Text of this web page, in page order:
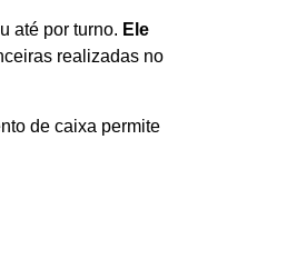
até por turno. Ele
realizadas no
de caixa permite